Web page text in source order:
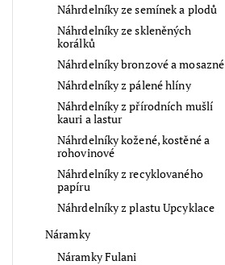
Náhrdelníky ze semínek a plodů
Náhrdelníky ze skleněných
korálků
Náhrdelníky bronzové a mosazné
Náhrdelníky z pálené hlíny
Náhrdelníky z přírodních mušlí
kauri a lastur
Náhrdelníky kožené, kostěné a
rohovinové
Náhrdelníky z recyklovaného
papíru
Náhrdelníky z plastu Upcyklace
Náramky
Náramky Fulani